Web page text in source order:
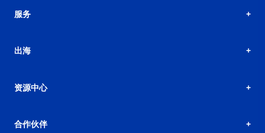
服务
出海
资源中心
合作伙伴